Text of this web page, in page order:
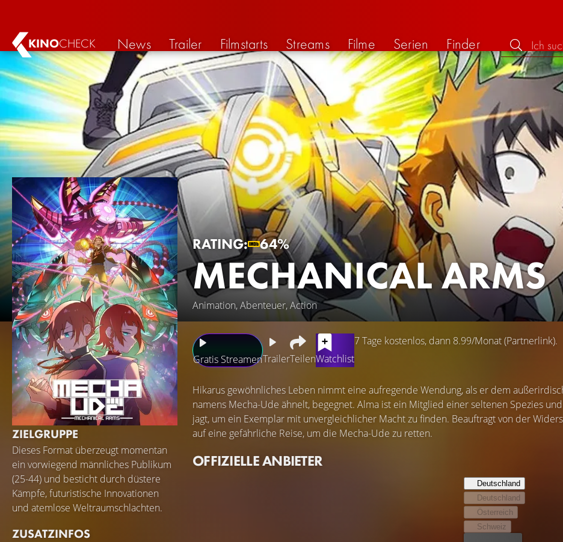
KINOCHECK News Trailer Filmstarts Streams Filme Serien Finder
RATING: 64%
MECHANICAL ARMS
Animation, Abenteuer, Action
ZIELGRUPPE
Dieses Format überzeugt momentan
ein vorwiegend männliches Publikum
(25-44) und besticht durch düstere
Kämpfe, futuristische Innovationen
und atemlose Weltraumschlachten.
ZUSATZINFOS
Gratis StreamenTrailerTeilenWatchlist
7 Tage kostenlos, dann 8.99/Monat (Partnerlink).
Hikarus gewöhnliches Leben nimmt eine aufregende Wendung, als er dem
namens Mecha-Ude ähnelt, begegnet. Alma ist ein Mitglied einer seltenen Spezies
jagt, um ein Exemplar mit unvergleichlicher Macht zu finden. Beauftragt von der
auf eine gefährliche Reise, um die Mecha-Ude zu retten.
OFFIZIELLE ANBIETER
Deutschland
Deutschland
Österreich
Schweiz